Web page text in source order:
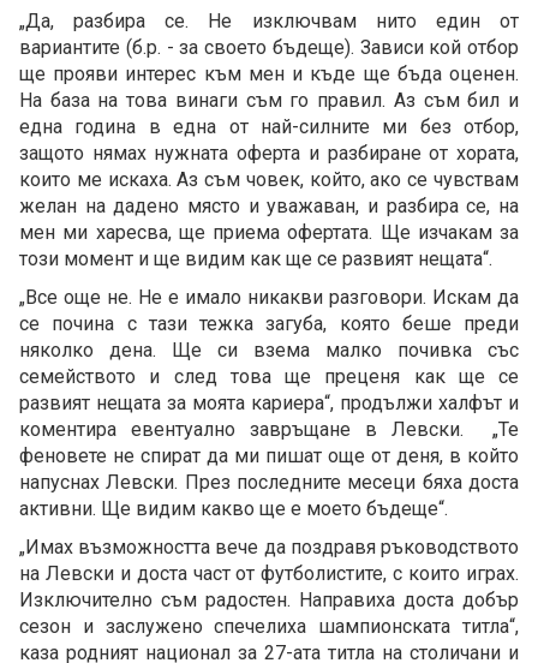
„Да, разбира се. Не изключвам нито един от
вариантите (б.р. - за своето бъдеще). Зависи кой отбор
ще прояви интерес към мен и къде ще бъда оценен.
На база на това винаги съм го правил. Аз съм бил и
една година в една от най-силните ми без отбор,
защото нямах нужната оферта и разбиране от хората,
които ме искаха. Аз съм човек, който, ако се чувствам
желан на дадено място и уважаван, и разбира се, на
мен ми харесва, ще приема офертата. Ще изчакам за
този момент и ще видим как ще се развият нещата“.
„Все още не. Не е имало никакви разговори. Искам да
се почина с тази тежка загуба, която беше преди
няколко дена. Ще си взема малко почивка със
семейството и след това ще преценя как ще се
развият нещата за моята кариера“, продължи халфът и
коментира евентуално завръщане в Левски. „Те
феновете не спират да ми пишат още от деня, в който
напуснах Левски. През последните месеци бяха доста
активни. Ще видим какво ще е моето бъдеще“.
„Имах възможността вече да поздравя ръководството
на Левски и доста част от футболистите, с които играх.
Изключително съм радостен. Направиха доста добър
сезон и заслужено спечелиха шампионската титла“,
каза родният национал за 27-ата титла на столичани и